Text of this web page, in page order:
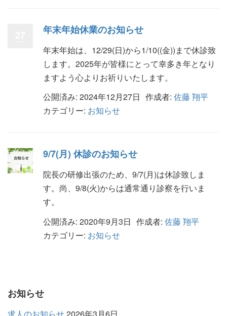
年末年始休業のお知らせ
年末年始は、12/29(日)から1/10((金))まで休診致
します。2025年が皆様にとって幸多き年となり
ますよう心よりお祈りいたします。
公開済み: 2024年12月27日 作成者: 佐藤 翔平
カテゴリー: お知らせ
9/7(月) 休診のお知らせ
院長の研修出張のため、9/7(月)は休診致しま
す。尚、9/8(火)からは通常通り診察を行いま
す。
公開済み: 2020年9月3日 作成者: 佐藤 翔平
カテゴリー: お知らせ
お知らせ